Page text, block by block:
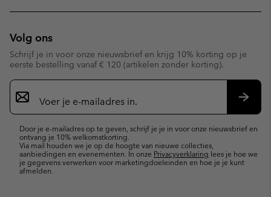
Volg ons
Schrijf je in voor onze nieuwsbrief en krijg 10% korting op je
eerste bestelling vanaf € 120 (artikelen zonder korting).
Aanmelden
voor
e-
Door je e-mailadres op te geven, schrijf je je in voor onze nieuwsbrief en
ontvang je 10% welkomstkorting.
Via mail houden we je op de hoogte van nieuwe collecties,
aanbiedingen en evenementen. In onze Privacyverklaring lees je hoe we
je gegevens verwerken voor marketingdoeleinden en hoe je je kunt
afmelden.